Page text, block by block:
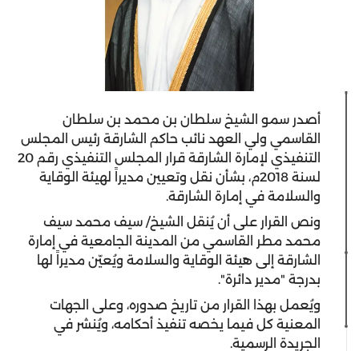
أصدر سمو الشيخ سلطان بن محمد بن سلطان
القاسمي ولي العهد نائب حاكم الشارقة رئيس المجلس
التنفيذي لإمارة الشارقة قرار المجلس التنفيذي رقم 20
لسنة 2018م، بشأن نقل وتعيين مديراً لهيئة الوقاية
والسلامة في إمارة الشارقة.
ونص القرار على أن يُنقل الشيخ/ سيف محمد سيف
محمد مطر القاسمي من المدينة الجامعية في إمارة
الشارقة إلى هيئة الوقاية والسلامة ويُعيّن مديراً لها
بدرجة "مدير دائرة".
ويُعمل بهذا القرار من تاريخ صدوره، وعلى الجهات
المعنية كل فيما يخصه تنفيذ أحكامه، ويُنشر في
الجريدة الرسمية.